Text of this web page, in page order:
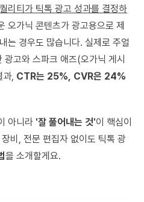
리티가 틱톡 광고 성과를 결정하
오가닉 콘텐츠가 광고용으로 제
는 경우도 많습니다. 실제로 주얼
광고와 스파크 애즈(오가닉 게시
, CTR는 25%, CVR은 24%
아니라 '잘 풀어내는 것'이 핵심이
비, 전문 편집자 없이도 틱톡 광
을 소개할게요.